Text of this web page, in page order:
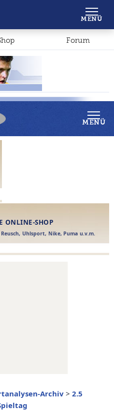
Forum
MENÜ
Archiv> 2.5